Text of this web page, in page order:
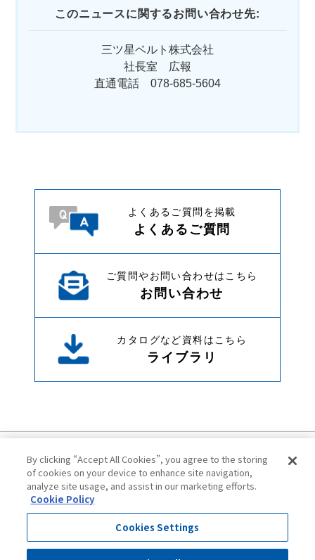
このニュースに関するお問い合わせ先:
三ツ星ベルト株式会社
社長室 広報
直通電話 078-685-5604
よくあるご質問を掲載
よくあるご質問
ご質問やお問い合わせはこちら
お問い合わせ
カタログなど資料はこちら
ライブラリ
ご利用にあたって
プライバシーポリシー
クッキーポリシー
サイトマップ
By clicking “Accept All Cookies”, you agree to the storing
of cookies on your device to enhance site navigation,
analyze site usage, and assist in our marketing efforts.
Cookie Policy
Cookies Settings